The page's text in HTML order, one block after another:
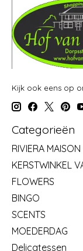
Kijk ook eens op
Categorieën
RIVIERA MAISON
KERSTWINKEL
FLOWERS
BINGO
SCENTS
MOEDERDAG
Delicatessen